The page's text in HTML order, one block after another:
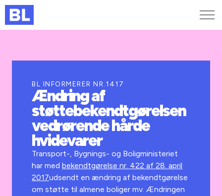
Kurser og arrangementer
Jobportalen
BL INFORMERER NR.1417
Ændring af
støttebekendtgørelsen
vedrørende hårde
hvidevarer
Transport-, Bygnings- og Boligministeriet
har medbekendtgørelse nr. 422 af 28. april
2017udsendt en ændring af bekendtgørelse
om støtte til almene boliger mv. Ændringen